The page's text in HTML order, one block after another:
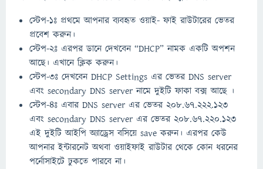
স্টেপ-১ঃ প্রথমে আপনার ব্যবহৃত ওয়াই- ফাই রাউটারের ভেতর
প্রবেশ করুন।
স্টেপ-২ঃ এরপর ডানে দেখবেন “DHCP” নামক একটি অপশন
আছে। এখানে ক্লিক করুন।
স্টেপ-৩ঃ দেখবেন DHCP Settings এর ভেতর DNS server
এবং secondary DNS server নামে দুইটি ফাকা বক্স আছে ।
স্টেপ-৪ঃ এবার DNS server এর ভেতর 208.67.222.123
এবং secondary DNS server এর ভেতর 208.67.220.123
এই দুইটি আইপি অ্যাড্রেস বসিয়ে save করুন। এরপর কেউ
আপনার ইন্টারনেট অথবা ওয়াইফাই রাউটার থেকে কোন ধরনের
পর্নোসাইটে ঢুকতে পারবে না।